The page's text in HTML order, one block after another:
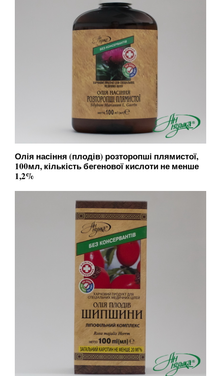
Олія насіння (плодів) розторопші плямистої,
100мл, кількість бегенової кислоти не менше
1,2%